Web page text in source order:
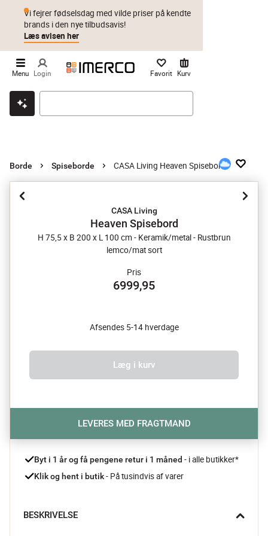
Klik & hent Byt i 1 år Prismatch
Vi fejrer fødselsdag med vilde priser på kendte
brands i den nye tilbudsavis!
Læs avisen her
Menu Login Favorit Kurv
Borde Spiseborde CASA Living Heaven Spisebord
CASA Living
Heaven Spisebord
H 75,5 x B 200 x L 100 cm - Keramik/metal - Rustbrun
lemco/mat sort
Pris
6999,95
Afsendes 5-14 hverdage
Læg i kurv
LEVERES MED FRAGTMAND
Byt i 1 år og få pengene retur i 1 måned - i alle butikker*
Klik og hent i butik - På tusindvis af varer
BESKRIVELSE